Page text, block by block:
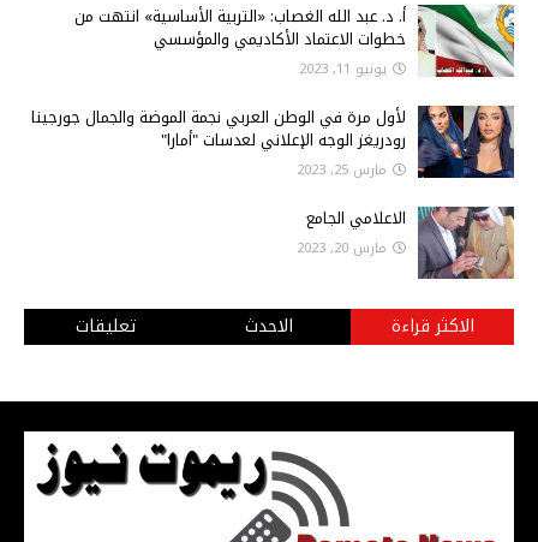
أ‌. د. عبد الله الغصاب: «التربية الأساسية» انتهت من
خطوات الاعتماد الأكاديمي والمؤسسي
يونيو 11, 2023
لأول مرة في الوطن العربي نجمة الموضة والجمال جورجينا
رودريغز الوجه الإعلاني لعدسات "أمارا"
مارس 25, 2023
الاعلامي الجامع
مارس 20, 2023
الاكثر قراءة الاحدث تعليقات